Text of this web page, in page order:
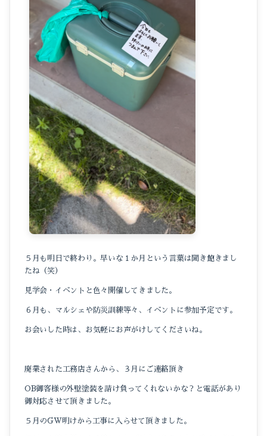
５月も明日で終わり。早いな１か月という言葉は聞き飽きまし
たね（笑）
見学会・イベントと色々開催してきました。
６月も、マルシェや防災訓練等々、イベントに参加予定です。
お会いした時は、お気軽にお声がけしてくださいね。
廃業された工務店さんから、３月にご連絡頂き
OB御客様の外壁塗装を請け負ってくれないかな？と電話があり
御対応させて頂きました。
５月のGW明けから工事に入らせて頂きました。